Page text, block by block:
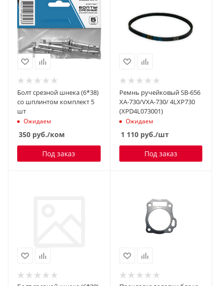
Болт срезной шнека (6*38)
со шплинтом комплект 5
шт
Ожидаем
350 руб./ком
Под заказ
Ремнь ручейковый SB-656
XA-730/VXA-730/ 4LXP730
(XPD4L073001)
Ожидаем
1 110руб./шт
Под заказ